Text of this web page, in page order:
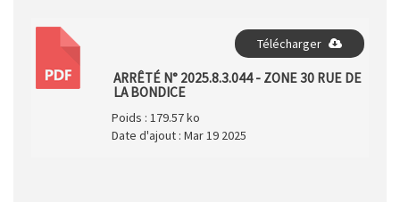
PDF
Télécharger
ARRÊTÉ N° 2025.8.3.044 - ZONE 30 RUE DE
LA BONDICE
Poids : 179.57 ko
Date d'ajout : Mar 19 2025